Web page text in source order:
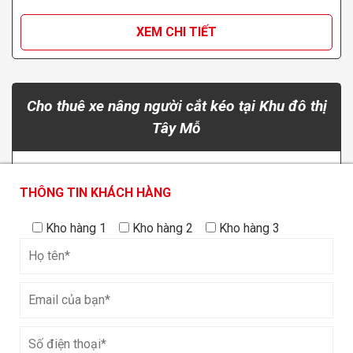
XEM CHI TIẾT
Cho thuê xe nâng người cắt kéo tại Khu đô thị
Tây Mỗ
Loại động cơ
Tự hành
THÔNG TIN KHÁCH HÀNG
THÔNG TIN KHÁCH HÀNG
Kho hàng 1 Kho hàng 2 Kho hàng 3
THÔNG TIN KHÁCH HÀNG
Kho hàng 1 Kho hàng 2 Kho hàng 3